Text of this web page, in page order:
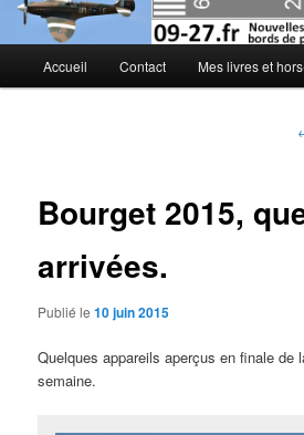
principal
Accueil Contact Mes livres et
Bourget 2015,
arrivées.
Publié le10 juin 2015
Quelques appareils aperçus en finale de
semaine.